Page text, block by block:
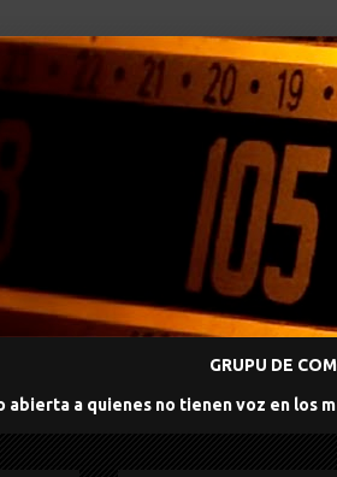
GRUPU DE
abierta a quienes no tienen voz en los